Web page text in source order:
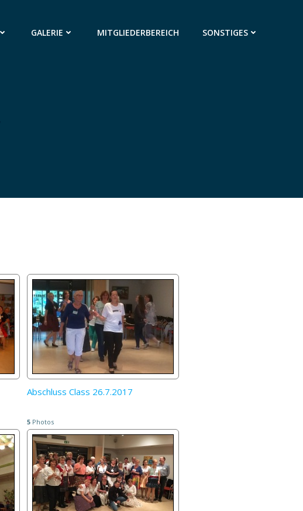
GALERIE MITGLIEDERBEREICH SONSTIGES
Abschluss Class 26.7.2017
5 Photos